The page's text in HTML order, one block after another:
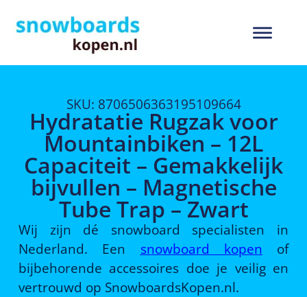
SKU: 8706506363195109664
Hydratatie Rugzak voor
Mountainbiken – 12L
Capaciteit – Gemakkelijk
bijvullen – Magnetische
Tube Trap – Zwart
Wij zijn dé snowboard specialisten in
Nederland. Een snowboard kopen of
bijbehorende accessoires doe je veilig en
vertrouwd op SnowboardsKopen.nl.